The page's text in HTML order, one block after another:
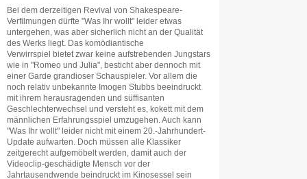
Bei dem derzeitigen Revival von Shakespeare-
Verfilmungen dürfte "Was Ihr wollt" leider etwas
untergehen, was aber sicherlich nicht an der Qualität
des Werks liegt. Das komödiantische
Verwirrspiel bietet zwar keine aufstrebenden Jungstars
wie in "Romeo und Julia", besticht aber dennoch mit
einer Garde grandioser Schauspieler. Vor allem die
noch relativ unbekannte Imogen Stubbs beeindruckt
mit ihrem herausragenden und süffisanten
Geschlechterwechsel und versteht es, kokett mit dem
männlichen Erfahrungsspiel umzugehen. Auch kann
"Was Ihr wollt" leider nicht mit einem 20.-Jahrhundert-
Update aufwarten. Doch müssen alle Klassiker
zeitgerecht aufgemöbelt werden, damit auch der
Videoclip-geschädigte Mensch vor der
Jahrtausendwende beindruckt im Kinosessel sein